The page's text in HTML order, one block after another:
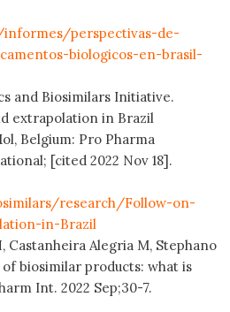
perspectivas-de-
biologicos-en-brasil-
and Biosimilars Initiative.
extrapolation in Brazil
Belgium: Pro Pharma
[cited 2022 Nov 18].
research/Follow-on-
in-Brazil
Castanheira Alegria M, Stephano
biosimilar products: what is
Int. 2022 Sep;30-7.